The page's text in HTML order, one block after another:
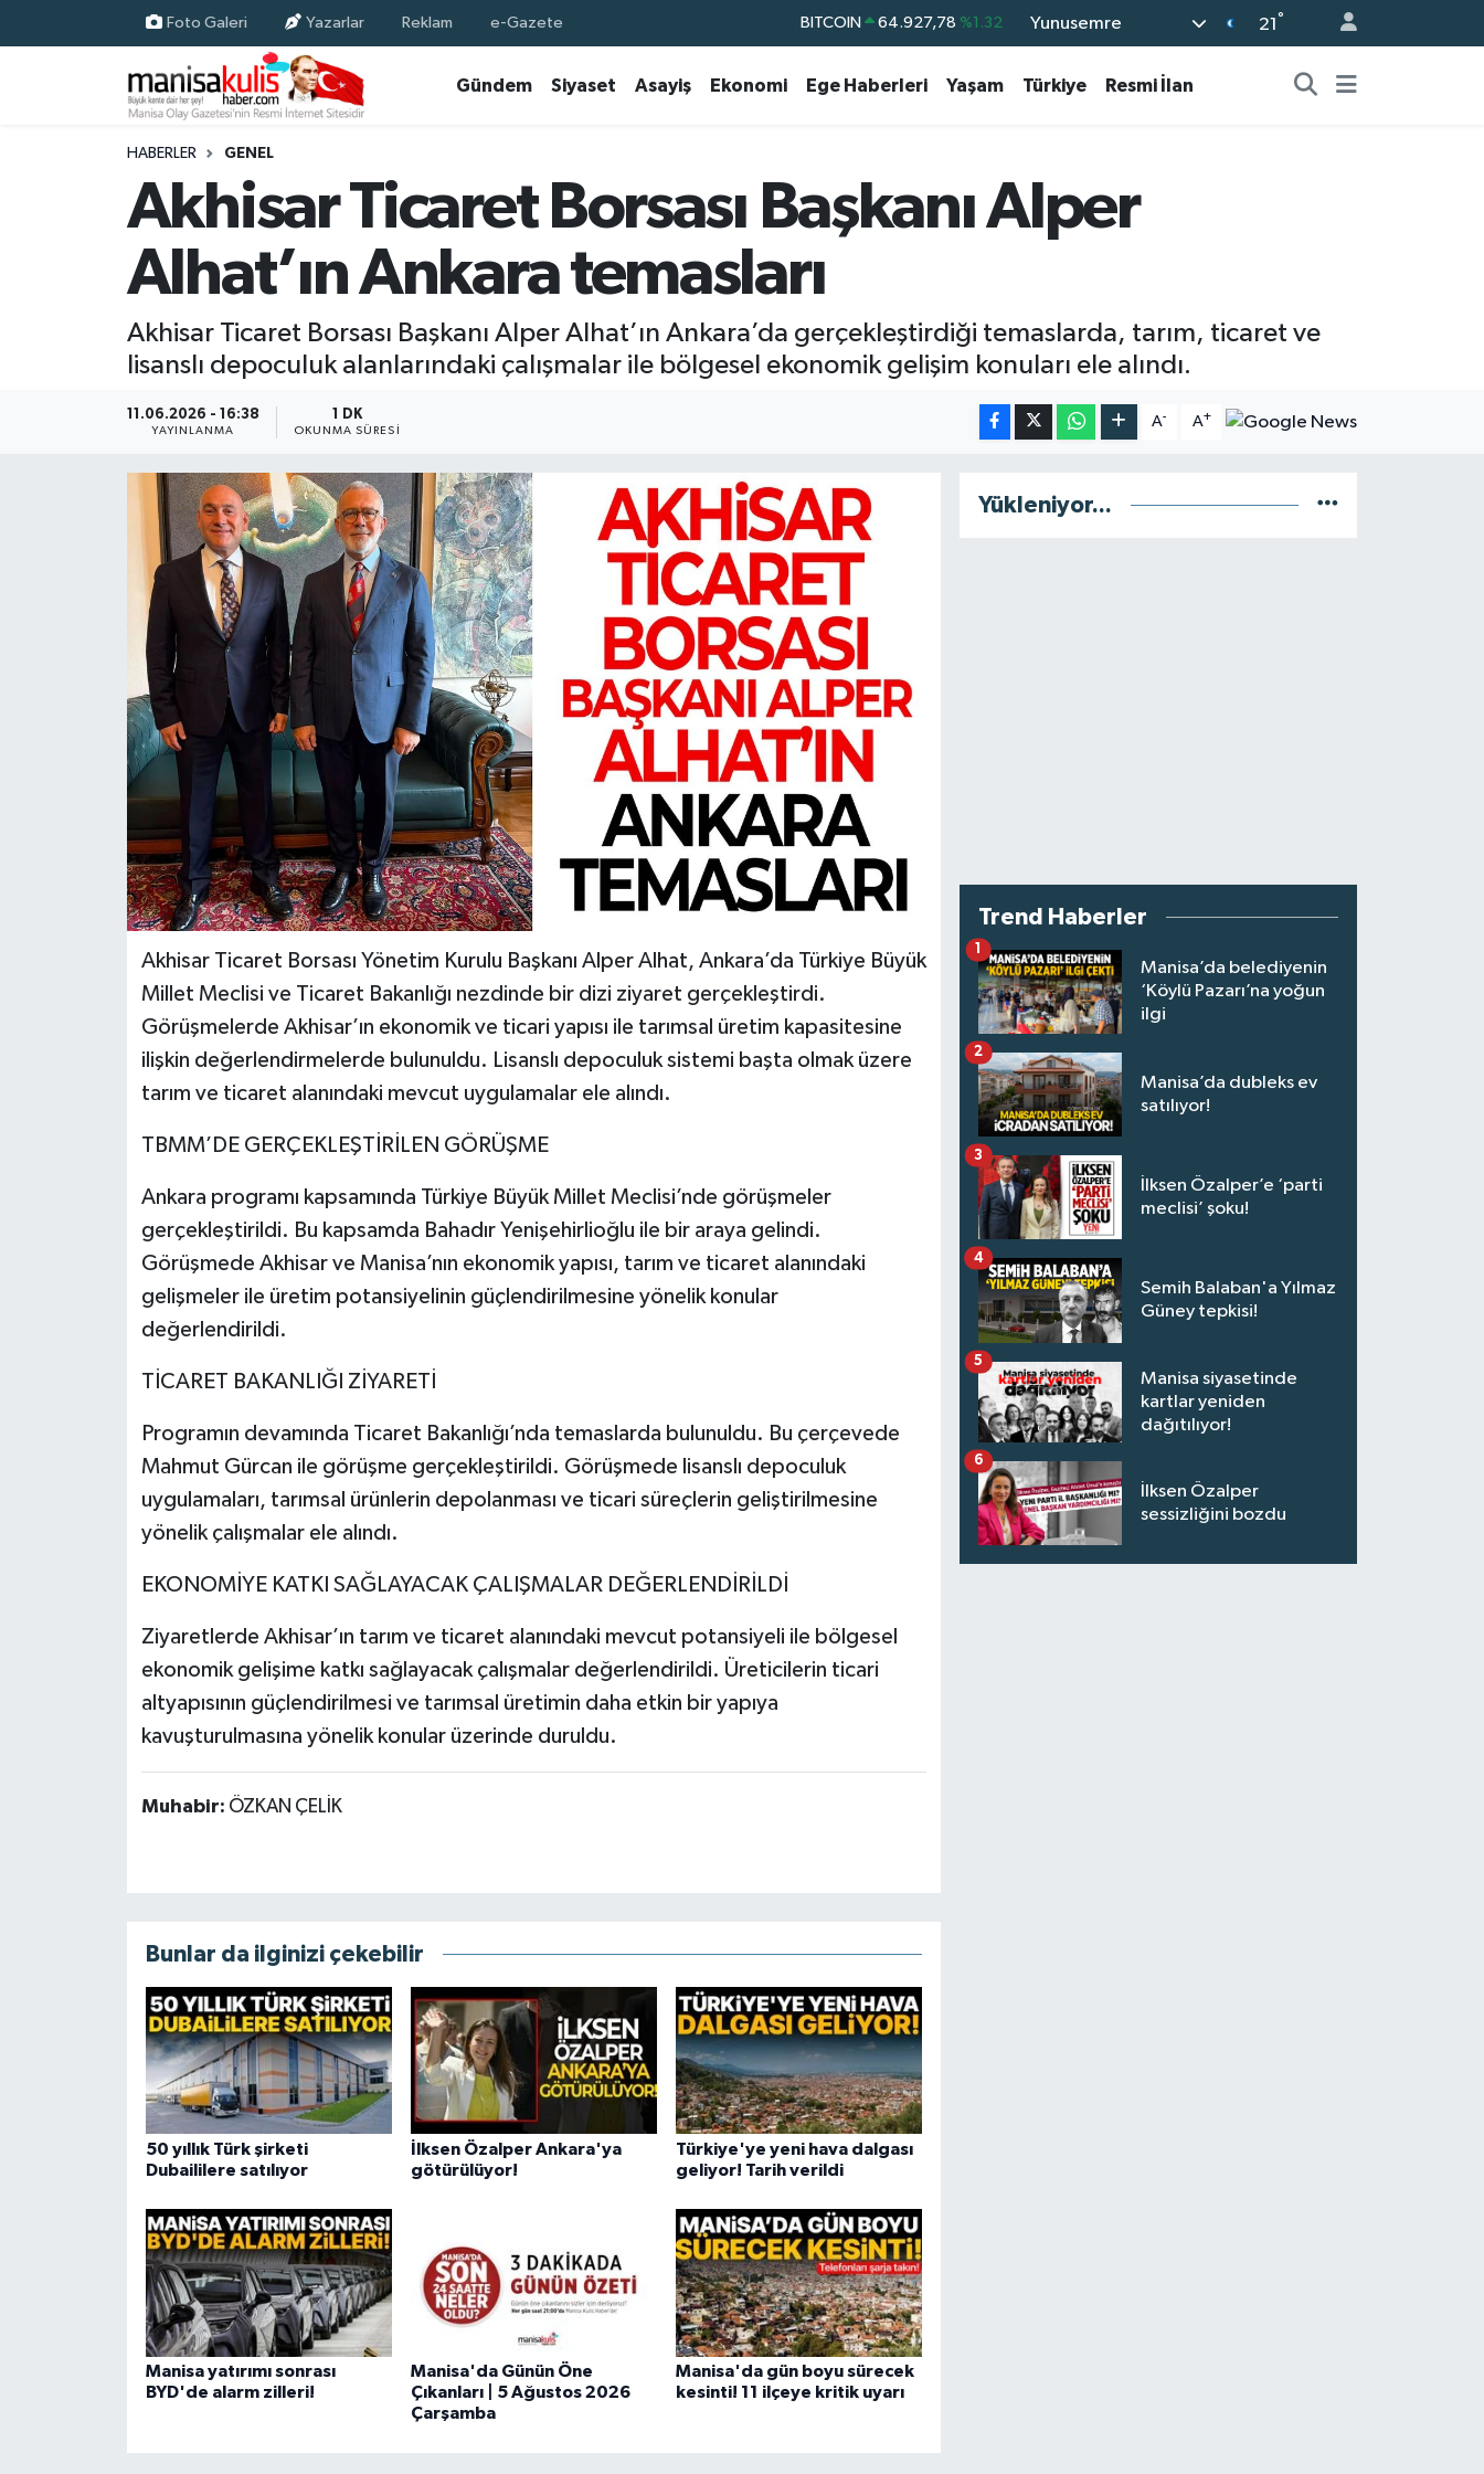
Foto Galeri Yazarlar Reklam e-Gazete BITCOIN 64.927,78 %1.32
GRAM ALTIN %0.54
BİST100 %11
Yunusemre 21 °
Gündem Siyaset Asayiş Ekonomi Ege Haberleri Yaşam Türkiye Resmi İlan
HABERLER GENEL
Akhisar Ticaret Borsası Başkanı Alper
Alhat’ın Ankara temasları
Akhisar Ticaret Borsası Başkanı Alper Alhat’ın Ankara’da gerçekleştirdiği temaslarda, tarım, ticaret ve
lisanslı depoculuk alanlarındaki çalışmalar ile bölgesel ekonomik gelişim konuları ele alındı.
11.06.2026 - 16:38
YAYINLANMA
1 DK
OKUNMA SÜRESI
A- A+
Akhisar Ticaret Borsası Yönetim Kurulu Başkanı Alper Alhat, Ankara’da Türkiye Büyük
Millet Meclisi ve Ticaret Bakanlığı nezdinde bir dizi ziyaret gerçekleştirdi.
Görüşmelerde Akhisar’ın ekonomik ve ticari yapısı ile tarımsal üretim kapasitesine
ilişkin değerlendirmelerde bulunuldu. Lisanslı depoculuk sistemi başta olmak üzere
tarım ve ticaret alanındaki mevcut uygulamalar ele alındı.
TBMM’DE GERÇEKLEŞTİRİLEN GÖRÜŞME
Ankara programı kapsamında Türkiye Büyük Millet Meclisi’nde görüşmeler
gerçekleştirildi. Bu kapsamda Bahadır Yenişehirlioğlu ile bir araya gelindi.
Görüşmede Akhisar ve Manisa’nın ekonomik yapısı, tarım ve ticaret alanındaki
gelişmeler ile üretim potansiyelinin güçlendirilmesine yönelik konular
değerlendirildi.
TİCARET BAKANLIĞI ZİYARETİ
Programın devamında Ticaret Bakanlığı’nda temaslarda bulunuldu. Bu çerçevede
Mahmut Gürcan ile görüşme gerçekleştirildi. Görüşmede lisanslı depoculuk
uygulamaları, tarımsal ürünlerin depolanması ve ticari süreçlerin geliştirilmesine
yönelik çalışmalar ele alındı.
EKONOMİYE KATKI SAĞLAYACAK ÇALIŞMALAR DEĞERLENDİRİLDİ
Ziyaretlerde Akhisar’ın tarım ve ticaret alanındaki mevcut potansiyeli ile bölgesel
ekonomik gelişime katkı sağlayacak çalışmalar değerlendirildi. Üreticilerin ticari
altyapısının güçlendirilmesi ve tarımsal üretimin daha etkin bir yapıya
kavuşturulmasına yönelik konular üzerinde duruldu.
Muhabir: ÖZKAN ÇELİK
Bunlar da ilginizi çekebilir
50 yıllık Türk şirketi
Dubaililere satılıyor
İlksen Özalper Ankara'ya
götürülüyor!
Türkiye'ye yeni hava dalgası
geliyor! Tarih verildi
Manisa yatırımı sonrası
BYD'de alarm zilleri!
Manisa'da Günün Öne
Çıkanları | 5 Ağustos 2026
Çarşamba
Manisa'da gün boyu sürecek
kesinti! 11 ilçeye kritik uyarı
Yükleniyor...
Trend Haberler
Manisa’da belediyenin
‘Köylü Pazarı’na yoğun
ilgi
1
Manisa’da dubleks ev
satılıyor!
2
İlksen Özalper’e ‘parti
meclisi’ şoku!
3
Semih Balaban'a Yılmaz
Güney tepkisi!
4
Manisa siyasetinde
kartlar yeniden
dağıtılıyor!
5
İlksen Özalper
sessizliğini bozdu
6
Ekonomi
Resmi İlan
Yunusemre Nöbetçi Eczaneler
Yunusemre Trafik Yoğunluk Haritası
Süper Lig Puan Durumu ve Fikstür
Son Dakika Haberleri
Haber Arşivi